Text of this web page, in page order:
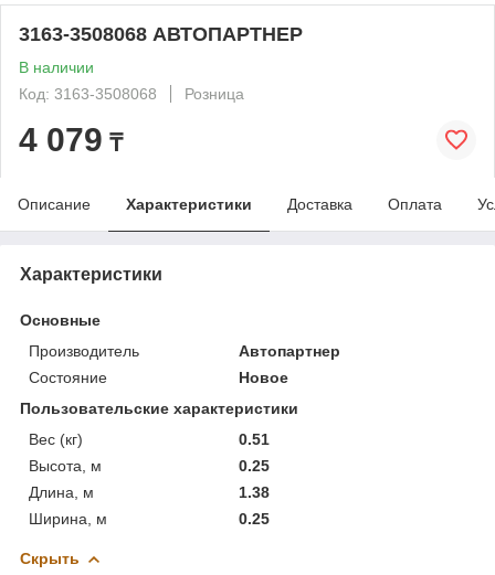
3163-3508068 АВТОПАРТНЕР
В наличии
Код: 3163-3508068
Розница
4 079 ₸
Описание Характеристики Доставка Оплата
Характеристики
Основные
Производитель
Автопартнер
Состояние
Новое
Пользовательские характеристики
Вес (кг)
0.51
Высота, м
0.25
Длина, м
1.38
Ширина, м
0.25
Скрыть